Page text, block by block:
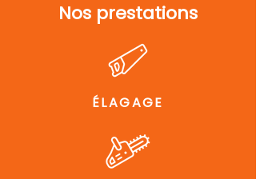
Nos prestations
ÉLAGAGE